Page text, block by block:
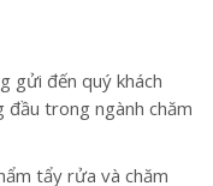
gửi đến quý khách
đầu trong ngành chăm
tẩy rửa và chăm